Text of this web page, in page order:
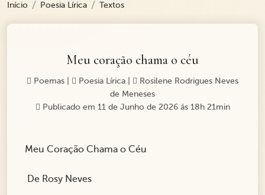
Início Poesia Lírica Textos
Meu coração chama o céu
Poemas Poesia Lírica
Rosilene Rodrigues Neves
de Meneses
Publicado em 11 de Junho de 2026 ás 18h 21min
Meu Coração Chama o Céu
De Rosy Neves